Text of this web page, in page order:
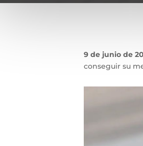
9 de junio de
conseguir su